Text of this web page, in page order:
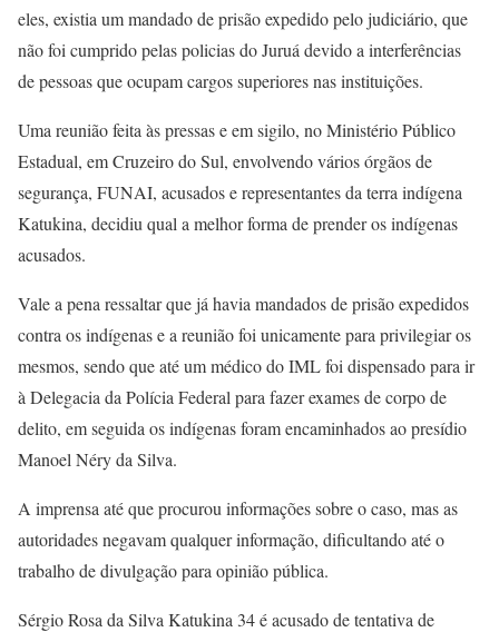
eles, existia um mandado de prisão expedido pelo judiciário, que
não foi cumprido pelas policias do Juruá devido a interferências
de pessoas que ocupam cargos superiores nas instituições.
Uma reunião feita às pressas e em sigilo, no Ministério Público
Estadual, em Cruzeiro do Sul, envolvendo vários órgãos de
segurança, FUNAI, acusados e representantes da terra indígena
Katukina, decidiu qual a melhor forma de prender os indígenas
acusados.
Vale a pena ressaltar que já havia mandados de prisão expedidos
contra os indígenas e a reunião foi unicamente para privilegiar os
mesmos, sendo que até um médico do IML foi dispensado para ir
à Delegacia da Polícia Federal para fazer exames de corpo de
delito, em seguida os indígenas foram encaminhados ao presídio
Manoel Néry da Silva.
A imprensa até que procurou informações sobre o caso, mas as
autoridades negavam qualquer informação, dificultando até o
trabalho de divulgação para opinião pública.
Sérgio Rosa da Silva Katukina 34 é acusado de tentativa de